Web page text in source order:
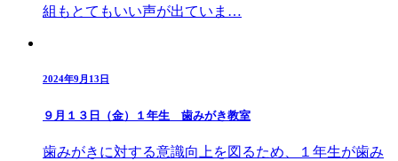
組もとてもいい声が出ていま…
2024年9月13日
９月１３日（金）１年生 歯みがき教室
歯みがきに対する意識向上を図るため、１年生が歯み